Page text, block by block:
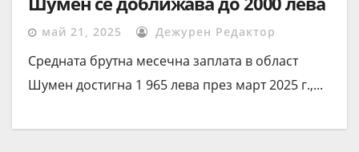
май 21, 2025 Дежурен Редактор
Средната брутна месечна заплата в област
Шумен достигна 1 965 лева през март 2025 г.,...